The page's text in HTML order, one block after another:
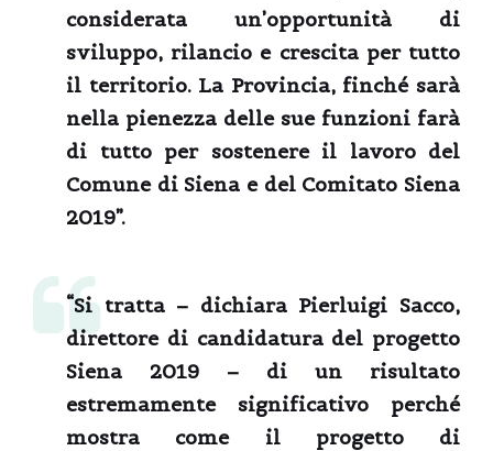
considerata un’opportunità di
sviluppo, rilancio e crescita per tutto
il territorio. La Provincia, finché sarà
nella pienezza delle sue funzioni farà
di tutto per sostenere il lavoro del
Comune di Siena e del Comitato Siena
2019”.
“Si tratta – dichiara Pierluigi Sacco,
direttore di candidatura del progetto
Siena 2019 – di un risultato
estremamente significativo perché
mostra come il progetto di